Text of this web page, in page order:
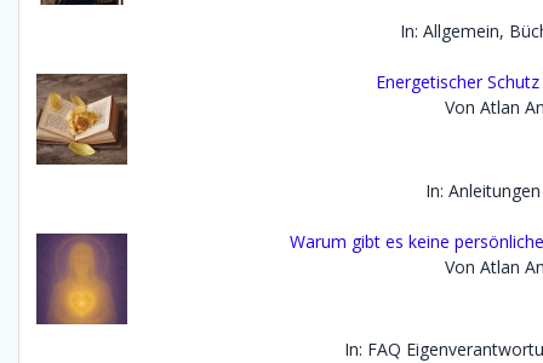
In: Allgemein,
Energetischer
Von Atlan
In: Anleitungen
Warum gibt es keine
Von Atlan
In: FAQ